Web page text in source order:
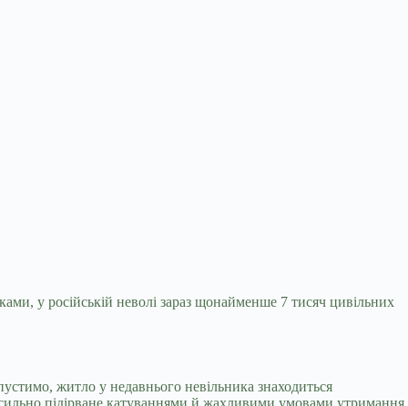
у російській неволі зараз щонайменше 7 тисяч цивільних
житло у недавнього невільника знаходиться
підірване катуваннями й жахливими умовами утримання